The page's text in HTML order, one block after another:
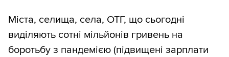
Міста, селища, села, ОТГ, що сьогодні
виділяють сотні мільйонів гривень на
боротьбу з пандемією (підвищені зарплати